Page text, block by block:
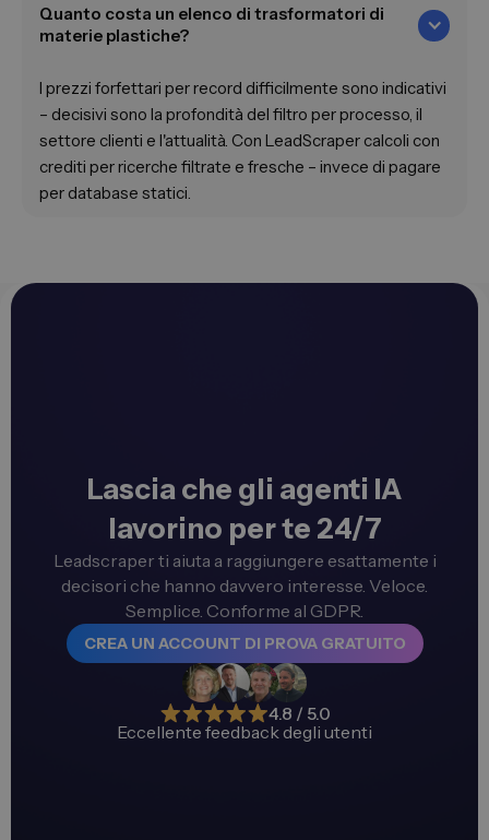
Quanto costa un elenco di trasformatori di
materie plastiche?
I prezzi forfettari per record difficilmente sono indicativi
– decisivi sono la profondità del filtro per processo, il
settore clienti e l'attualità. Con LeadScraper calcoli con
crediti per ricerche filtrate e fresche – invece di pagare
per database statici.
Lascia che gli agenti IA
lavorino per te 24/7
Leadscraper ti aiuta a raggiungere esattamente i
decisori che hanno davvero interesse. Veloce.
Semplice. Conforme al GDPR.
CREA UN ACCOUNT DI PROVA GRATUITO
4.8 / 5.0
Eccellente feedback degli utenti